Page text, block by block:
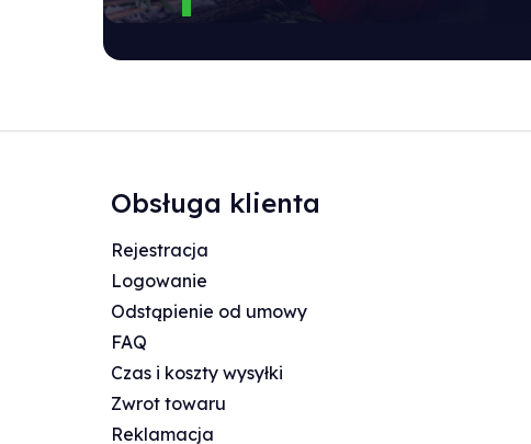
Obsługa klienta
Rejestracja
Logowanie
Odstąpienie od umowy
FAQ
Czas i koszty wysyłki
Zwrot towaru
Reklamacja